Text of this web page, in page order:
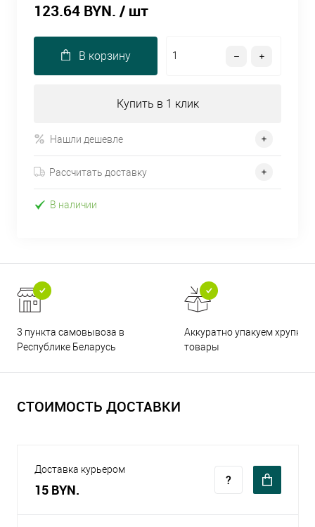
123.64 BYN. / шт
В корзину
Купить в 1 клик
Нашли дешевле
Рассчитать доставку
В наличии
3 пункта самовывоза в
Республике Беларусь
Аккуратно упакуем хрупкие
товары
СТОИМОСТЬ ДОСТАВКИ
Доставка курьером
15 BYN.